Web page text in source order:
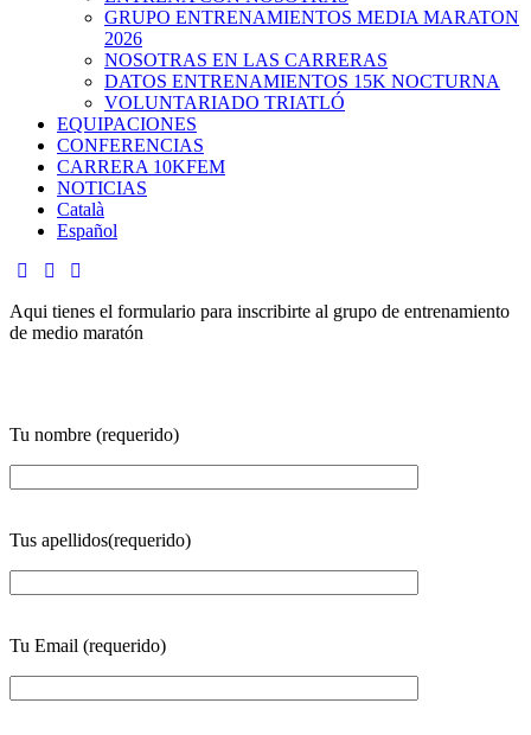
GRUPO ENTRENAMIENTOS MEDIA MARATON
2026
NOSOTRAS EN LAS CARRERAS
DATOS ENTRENAMIENTOS 15K NOCTURNA
VOLUNTARIADO TRIATLÓ
EQUIPACIONES
CONFERENCIAS
CARRERA 10KFEM
NOTICIAS
Català
Español
Aqui tienes el formulario para inscribirte al grupo de entrenamiento
de medio maratón
Tu nombre (requerido)
Tus apellidos(requerido)
Tu Email (requerido)